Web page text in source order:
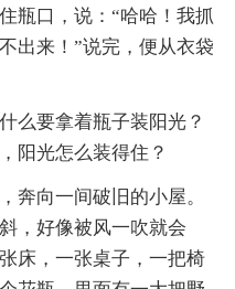
瓶口，说：“哈哈！我抓
出来！”说完，便从衣袋
么要拿着瓶子装阳光？
阳光怎么装得住？
奔向一间破旧的小屋。
，好像被风一吹就会
床，一张桌子，一把椅